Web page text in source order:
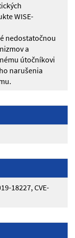
WISE-
nedostatočnou
a
útočníkovi
narušenia
18227, CVE-